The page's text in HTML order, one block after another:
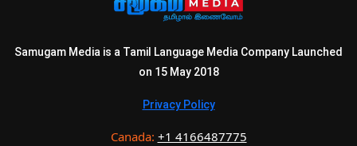
Samugam Media is a Tamil Language Media Company Launched
on 15 May 2018
Privacy Policy
Canada: +1 4166487775